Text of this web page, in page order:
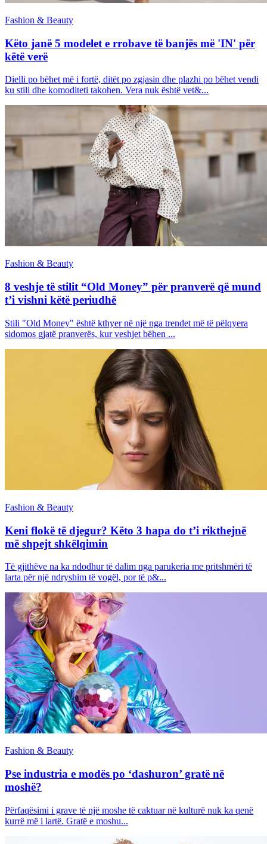
Fashion & Beauty
Këto janë 5 modelet e rrobave të banjës më 'IN' për
këtë verë
Dielli po bëhet më i fortë, ditët po zgjasin dhe plazhi po bëhet vendi
ku stili dhe komoditeti takohen. Vera nuk është vet&...
Fashion & Beauty
8 veshje të stilit “Old Money” për pranverë që mund
t’i vishni këtë periudhë
Stili "Old Money" është kthyer në një nga trendet më të pëlqyera
sidomos gjatë pranverës, kur veshjet bëhen ...
Fashion & Beauty
Keni flokë të djegur? Këto 3 hapa do t’i rikthejnë
më shpejt shkëlqimin
Të gjithëve na ka ndodhur të dalim nga parukeria me pritshmëri të
larta për një ndryshim të vogël, por të p&...
Fashion & Beauty
Pse industria e modës po ‘dashuron’ gratë në
moshë?
Përfaqësimi i grave të një moshe të caktuar në kulturë nuk ka qenë
kurrë më i lartë. Gratë e moshu...